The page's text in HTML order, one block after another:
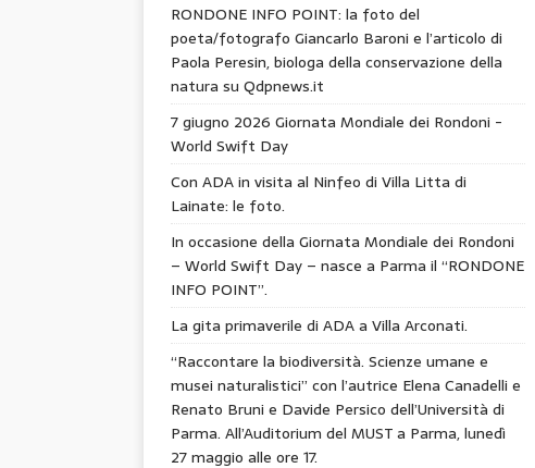
RONDONE INFO POINT: la foto del
poeta/fotografo Giancarlo Baroni e l’articolo di
Paola Peresin, biologa della conservazione della
natura su Qdpnews.it
7 giugno 2026 Giornata Mondiale dei Rondoni -
World Swift Day
Con ADA in visita al Ninfeo di Villa Litta di
Lainate: le foto.
In occasione della Giornata Mondiale dei Rondoni
– World Swift Day – nasce a Parma il “RONDONE
INFO POINT”.
La gita primaverile di ADA a Villa Arconati.
“Raccontare la biodiversità. Scienze umane e
musei naturalistici” con l’autrice Elena Canadelli e
Renato Bruni e Davide Persico dell’Università di
Parma. All’Auditorium del MUST a Parma, lunedì
27 maggio alle ore 17.